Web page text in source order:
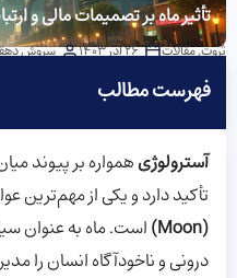
تأثیر ماه بر تصمیمات مالی و
ثروت,مقالات 26 آذر 1403 سروش
فهرست مطالب
آسترولوژیهمواره بر پیوند
تأکید دارد و یکی از مهم‌ترین
(Moon)
است. ماه به عنوان
درونی و ناخودآگاه انسان را